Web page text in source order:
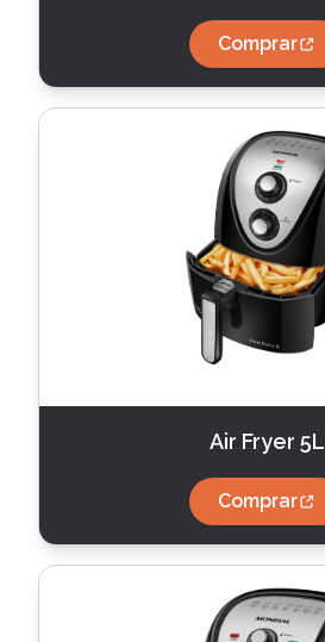
Comprar
Air Fryer 5L
Comprar